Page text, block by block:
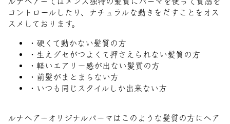
コントロールしたり、ナチュラルな動きをだすことをオス
スメしております。
・硬くて動かない髪質の方
・生えグセがつよくて押さえられない髪質の方
・軽いエアリー感が出ない髪質の方
・前髪がまとまらない方
・いつも同じスタイルしか出来ない方
ルナヘアーオリジナルパーマはこのような髪質の方にヘア